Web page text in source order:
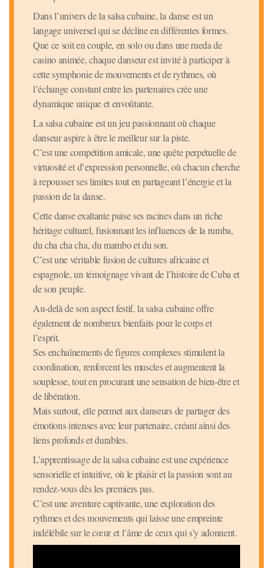
Dans l’univers de la salsa cubaine, la danse est un
langage universel qui se décline en différentes formes.
Que ce soit en couple, en solo ou dans une rueda de
casino animée, chaque danseur est invité à participer à
cette symphonie de mouvements et de rythmes, où
l’échange constant entre les partenaires crée une
dynamique unique et envoûtante.
La salsa cubaine est un jeu passionnant où chaque
danseur aspire à être le meilleur sur la piste.
C’est une compétition amicale, une quête perpétuelle de
virtuosité et d’expression personnelle, où chacun cherche
à repousser ses limites tout en partageant l’énergie et la
passion de la danse.
Cette danse exaltante puise ses racines dans un riche
héritage culturel, fusionnant les influences de la rumba,
du cha cha cha, du mambo et du son.
C’est une véritable fusion de cultures africaine et
espagnole, un témoignage vivant de l’histoire de Cuba et
de son peuple.
Au-delà de son aspect festif, la salsa cubaine offre
également de nombreux bienfaits pour le corps et
l’esprit.
Ses enchaînements de figures complexes stimulent la
coordination, renforcent les muscles et augmentent la
souplesse, tout en procurant une sensation de bien-être et
de libération.
Mais surtout, elle permet aux danseurs de partager des
émotions intenses avec leur partenaire, créant ainsi des
liens profonds et durables.
L’apprentissage de la salsa cubaine est une expérience
sensorielle et intuitive, où le plaisir et la passion sont au
rendez-vous dès les premiers pas.
C’est une aventure captivante, une exploration des
rythmes et des mouvements qui laisse une empreinte
indélébile sur le cœur et l’âme de ceux qui s’y adonnent.